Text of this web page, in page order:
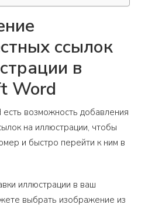
ссылок
в
Word
возможность добавления
на иллюстрации, чтобы
и быстро перейти к ним в
иллюстрации в ваш
выбрать изображение из